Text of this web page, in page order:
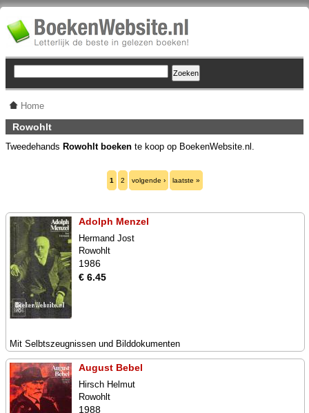
Home
Rowohlt
Tweedehands Rowohlt boeken te koop op BoekenWebsite.nl.
1 2 volgende › laatste »
Adolph Menzel
Hermand Jost
Rowohlt
1986
€ 6.45
Mit Selbtszeugnissen und Bilddokumenten
August Bebel
Hirsch Helmut
Rowohlt
1988